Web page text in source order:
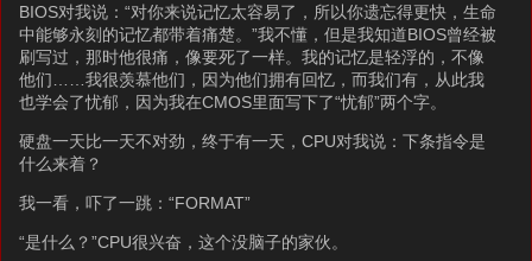
BIOS对我说：“对你来说记忆太容易了，所以你遗忘得更快，生命
中能够永刻的记忆都带着痛楚。”我不懂，但是我知道BIOS曾经被
刷写过，那时他很痛，像要死了一样。我的记忆是轻浮的，不像
他们……我很羡慕他们，因为他们拥有回忆，而我们有，从此我
也学会了忧郁，因为我在CMOS里面写下了“忧郁”两个字。
硬盘一天比一天不对劲，终于有一天，CPU对我说：下条指令是
什么来着？
我一看，吓了一跳：“FORMAT”
“是什么？”CPU很兴奋，这个没脑子的家伙。